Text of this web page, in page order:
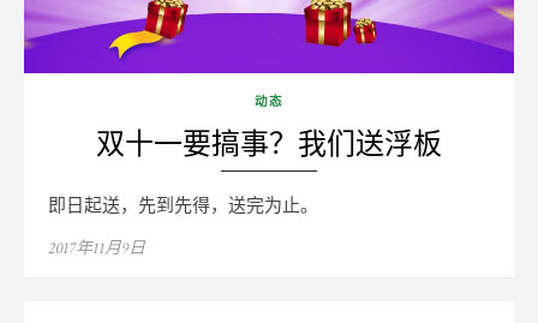
动态
双十一要搞事？我们送浮板
即日起送，先到先得，送完为止。
Posted
2017年11月9日